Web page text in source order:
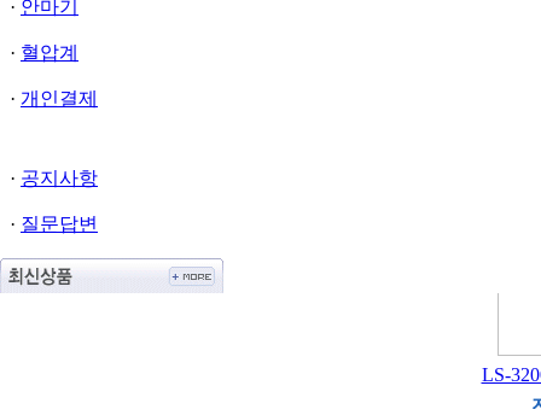
· 안마기
· 혈압계
· 개인결제
· 공지사항
· 질문답변